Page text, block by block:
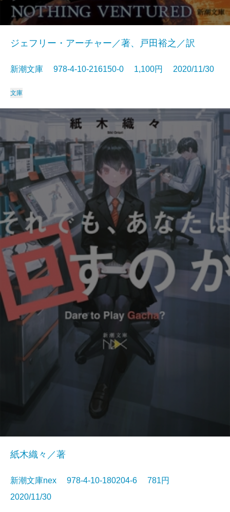
ジェフリー・アーチャー／著、戸田裕之／訳
新潮文庫 978-4-10-216150-0 1,100円 2020/11/30
文庫
紙木織々／著
新潮文庫nex 978-4-10-180204-6 781円
2020/11/30